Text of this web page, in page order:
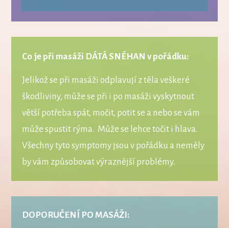
Co je při masáži DÁTÁ SNÉHAN v pořádku:
Jelikož se při masáži odplavují z těla veškeré
škodliviny, může se při i po masáži vyskytnout
větší potřeba spát, močit, potit se a nebo se vám
může spustit rýma. Může se lehce točit i hlava.
Všechny tyto symptomy jsou v pořádku a neměly
by vám způsobovat výraznější problémy.
DOPORUČENÍ PO MASÁŽI: